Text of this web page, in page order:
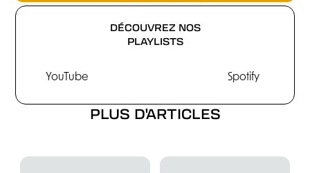
DÉCOUVREZ NOS
PLAYLISTS
YouTube Spotify
PLUS D'ARTICLES